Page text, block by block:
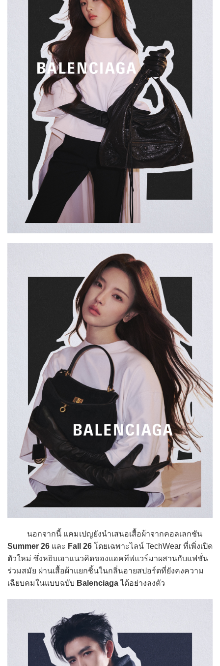
นอกจากนี้ แคมเปญยังนำเสนอเสื้อผ้าจากคอลเลกชัน
Summer 26 และ Fall 26 โดยเฉพาะไลน์ TechWear ที่เพิ่งเปิด
ตัวใหม่ ซึ่งหยิบเอาแนวคิดของแอคทีฟแวร์มาผสานกับแฟชั่น
ร่วมสมัย ผ่านเสื้อผ้าแยกชิ้นในกลิ่นอายสปอร์ตที่ยังคงความ
เฉียบคมในแบบฉบับ Balenciagaได้อย่างลงตัว